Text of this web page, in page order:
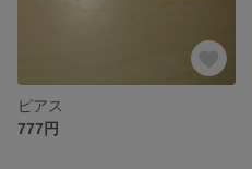
ピアス
777円